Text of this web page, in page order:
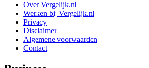
Over Vergelijk.nl
Werken bij Vergelijk.nl
Privacy
Disclaimer
Algemene voorwaarden
Contact